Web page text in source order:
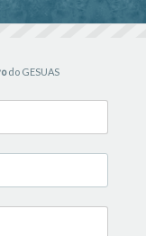
do GESUAS